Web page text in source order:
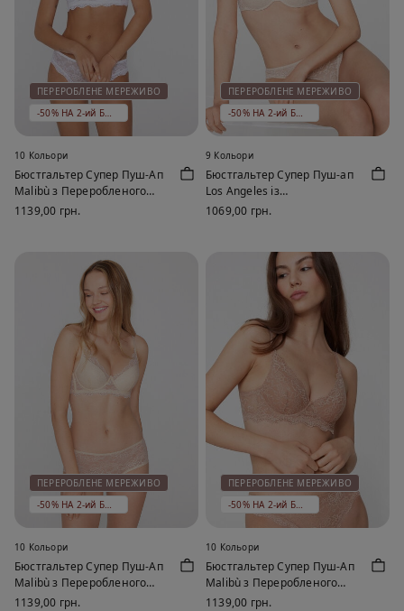
ПЕРЕРОБЛЕНЕ МЕРЕЖИВО
-50% НА 2-ий БЮСТГАЛЬТЕР
10 Кольори
Бюстгальтер Супер Пуш-Ап
Malibù з Переробленого
Мережива
1139,00 грн.
ПЕРЕРОБЛЕНЕ МЕРЕЖИВО
-50% НА 2-ий БЮСТГАЛЬТЕР
9 Кольори
Бюстгальтер Супер Пуш-ап
Los Angeles із
Переробленого Мережива
1069,00 грн.
ПЕРЕРОБЛЕНЕ МЕРЕЖИВО
-50% НА 2-ий БЮСТГАЛЬТЕР
10 Кольори
Бюстгальтер Супер Пуш-Ап
Malibù з Переробленого
Мережива
1139,00 грн.
ПЕРЕРОБЛЕНЕ МЕРЕЖИВО
-50% НА 2-ий БЮСТГАЛЬТЕР
10 Кольори
Бюстгальтер Супер Пуш-Ап
Malibù з Переробленого
Мережива
1139,00 грн.